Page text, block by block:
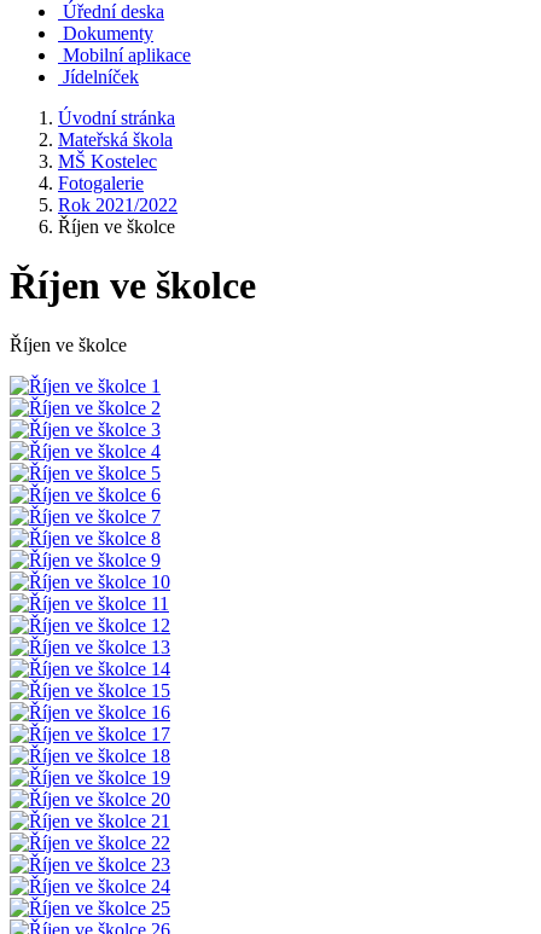
Úřední deska
Dokumenty
Mobilní aplikace
Jídelníček
Úvodní stránka
Mateřská škola
MŠ Kostelec
Fotogalerie
Rok 2021/2022
Říjen ve školce
Říjen ve školce
Říjen ve školce